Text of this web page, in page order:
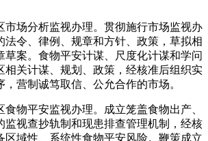
场分析监视办理。贯彻施行市场监视办
法令、律例、规章和方针、政策，草拟相
草案。食物平安计谋、尺度化计谋和学问
相关计谋、规划、政策，经核准后组织实
营制诚笃取信、公允合作的市场。
平安监视办理。成立笼盖食物出产、
监视查抄轨制和现患排查管理机制，经核
区域性、系统性食物平安风险。鞭策成立